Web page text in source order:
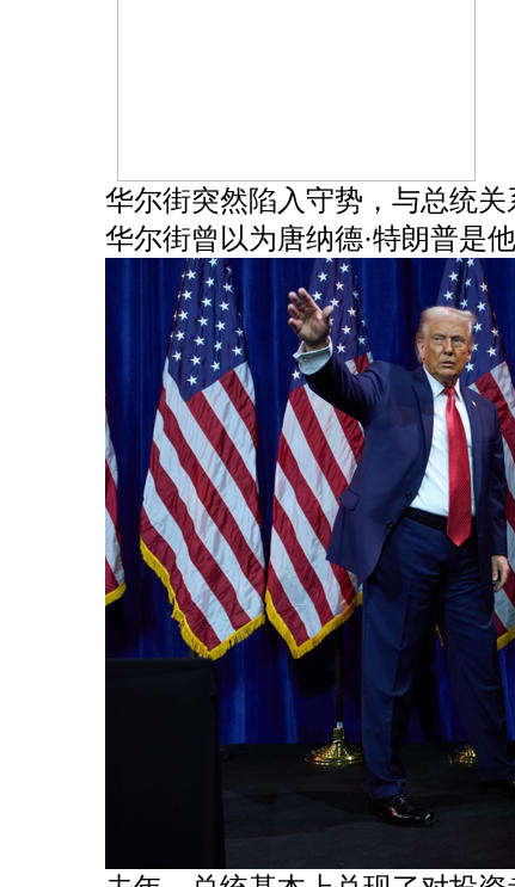
华尔街突然陷入守势，与总统关
华尔街曾以为唐纳德·特朗普是